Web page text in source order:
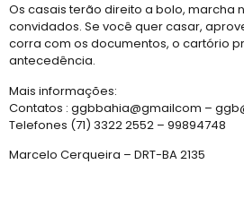
Os casais terão direito a bolo, marcha
convidados. Se você quer casar,
corra com os documentos, o cartório
antecedência.
Mais informações:
Contatos : ggbbahia@gmailcom –
Telefones (71) 3322 2552 – 99894748
Marcelo Cerqueira – DRT-BA 2135